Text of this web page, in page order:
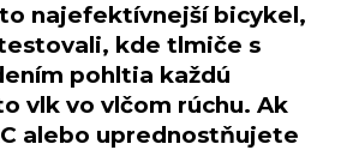
najefektívnejší bicykel,
kde tlmiče s
pohltia každú
vlk vo vlčom rúchu. Ak
alebo uprednostňujete